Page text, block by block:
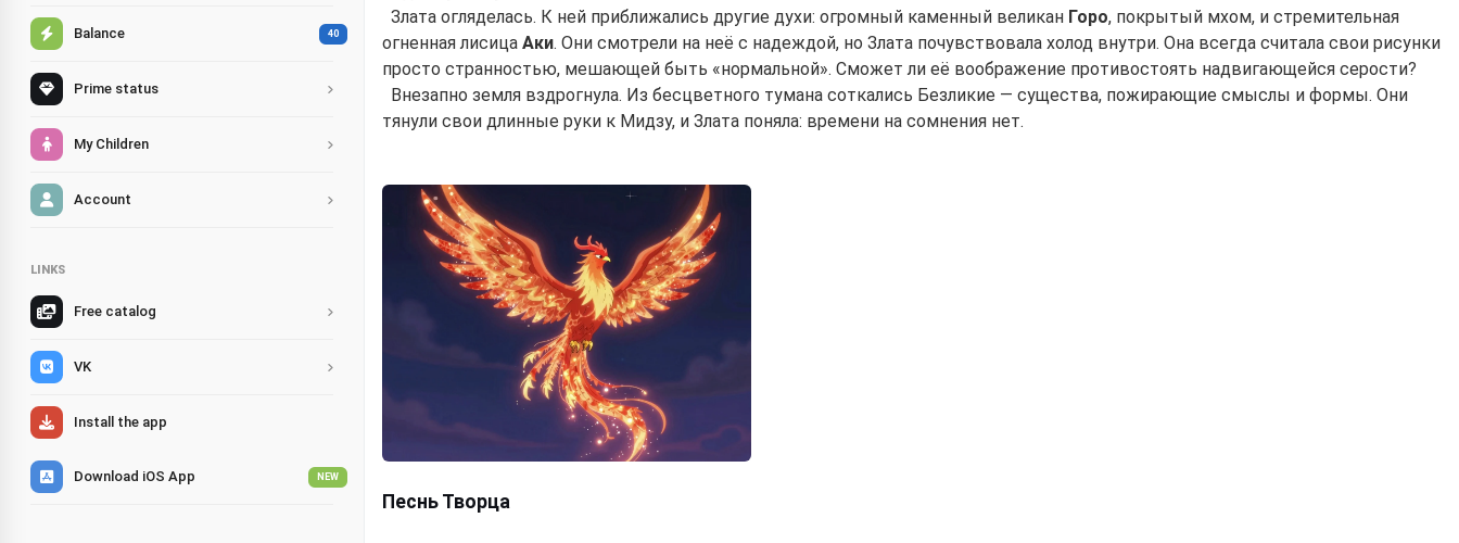
Balance 40
Prime status
My Children
Account
LINKS
Free catalog
VK
Install the app
Download iOS App NEW
Злата огляделась. К ней приближались другие духи: огромный каменный великан Горо, покрытый мхом, и стремительная
огненная лисица Аки. Они смотрели на неё с надеждой, но Злата почувствовала холод внутри. Она всегда считала свои рисунки
просто странностью, мешающей быть «нормальной». Сможет ли её воображение противостоять надвигающейся серости?
Внезапно земля вздрогнула. Из бесцветного тумана соткались Безликие — существа, пожирающие смыслы и формы. Они
тянули свои длинные руки к Мидзу, и Злата поняла: времени на сомнения нет.
Песнь Творца